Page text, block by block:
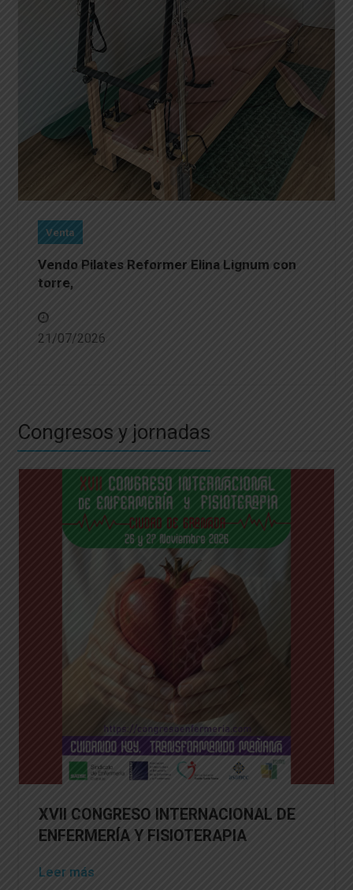
Venta
Vendo Pilates Reformer Elina Lignum con
torre,
21/07/2026
Congresos y jornadas
XVII CONGRESO INTERNACIONAL DE
ENFERMERÍA Y FISIOTERAPIA
Leer más